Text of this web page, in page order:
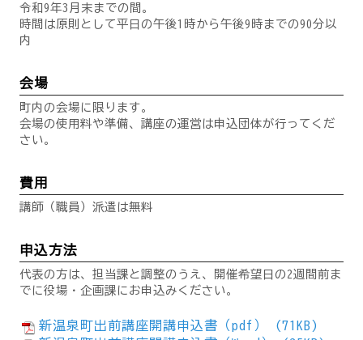
令和9年3月末までの間。
時間は原則として平日の午後1時から午後9時までの90分以
内
会場
町内の会場に限ります。
会場の使用料や準備、講座の運営は申込団体が行ってくだ
さい。
費用
講師（職員）派遣は無料
申込方法
代表の方は、担当課と調整のうえ、開催希望日の2週間前ま
でに役場・企画課にお申込みください。
新温泉町出前講座開講申込書（pdf） (71KB)